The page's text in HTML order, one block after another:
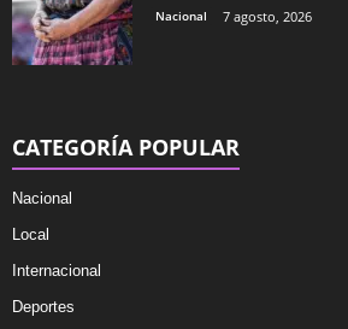
Nacional 7 agosto, 2026
CATEGORÍA POPULAR
Nacional
Local
Internacional
Deportes